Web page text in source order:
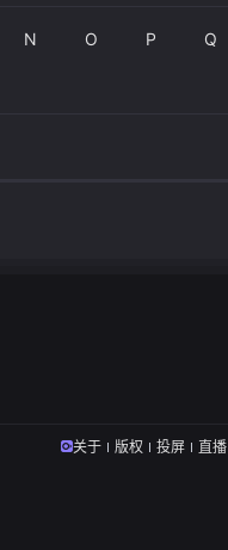
N O P Q
关于 版权 投屏 直播